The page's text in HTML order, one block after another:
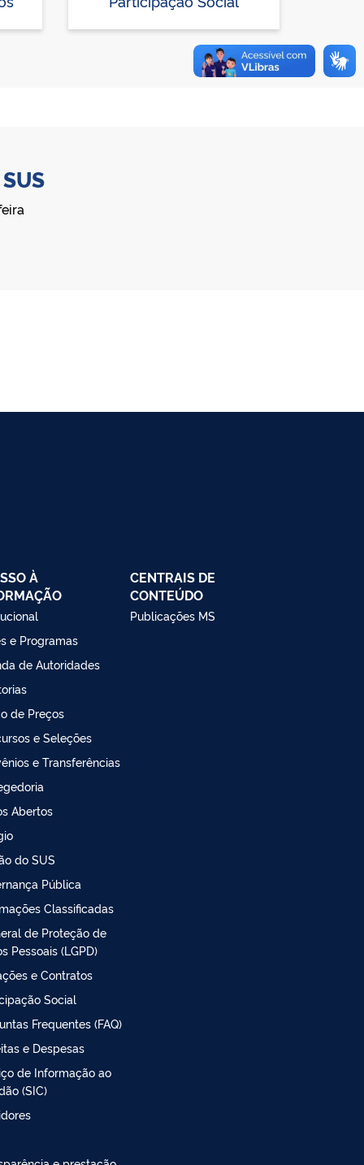
SUS
À
e Programas
de Autoridades
de Preços
e Seleções
e Transferências
Abertos
do SUS
Pública
Classificadas
de Proteção de
Pessoais (LGPD)
e Contratos
Social
Frequentes (FAQ)
e Despesas
de Informação ao
(SIC)
CENTRAIS DE
CONTEÚDO
Publicações MS